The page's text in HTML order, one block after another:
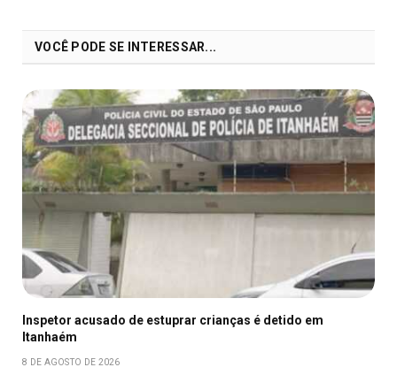
VOCÊ PODE SE INTERESSAR...
Inspetor acusado de estuprar crianças é detido em
Itanhaém
8 DE AGOSTO DE 2026